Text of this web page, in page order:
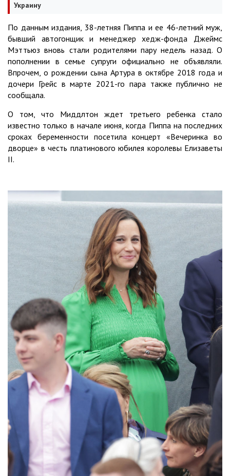
Украину
По данным издания, 38-летняя Пиппа и ее 46-летний муж,
бывший автогонщик и менеджер хедж-фонда Джеймс
Мэттьюз вновь стали родителями пару недель назад. О
пополнении в семье супруги официально не объявляли.
Впрочем, о рождении сына Артура в октябре 2018 года и
дочери Грейс в марте 2021-го пара также публично не
сообщала.
О том, что Миддлтон ждет третьего ребенка стало
известно только в начале июня, когда Пиппа на последних
сроках беременности посетила концерт «Вечеринка во
дворце» в честь платинового юбилея королевы Елизаветы
II.